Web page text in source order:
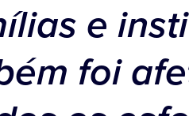
e
foi